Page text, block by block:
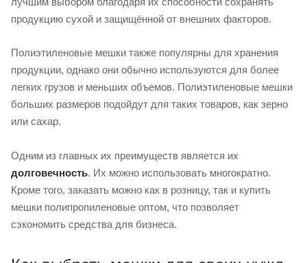
продукцию сухой и защищённой от внешних факторов.
Полиэтиленовые мешки также популярны для хранения
продукции, однако они обычно используются для более
легких грузов и меньших объемов. Полиэтиленовые мешки
больших размеров подойдут для таких товаров, как зерно
или сахар.
Одним из главных их преимуществ является их
долговечность. Их можно использовать многократно.
Кроме того, заказать можно как в розницу, так и купить
мешки полипропиленовые оптом, что позволяет
сэкономить средства для бизнеса.